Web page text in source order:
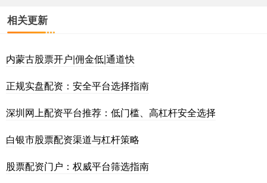
相关更新
内蒙古股票开户|佣金低|通道快
正规实盘配资：安全平台选择指南
深圳网上配资平台推荐：低门槛、高杠杆安全选择
白银市股票配资渠道与杠杆策略
股票配资门户：权威平台筛选指南